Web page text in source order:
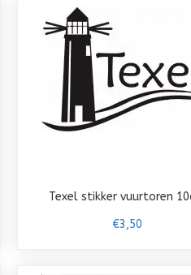
Texel stikker vuurtoren
€3,50